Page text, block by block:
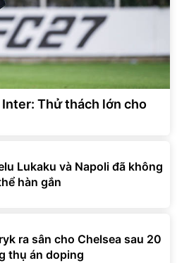
Thử thách lớn cho
Lukaku và Napoli đã không
hàn gắn
ra sân cho Chelsea sau 20
thụ án doping